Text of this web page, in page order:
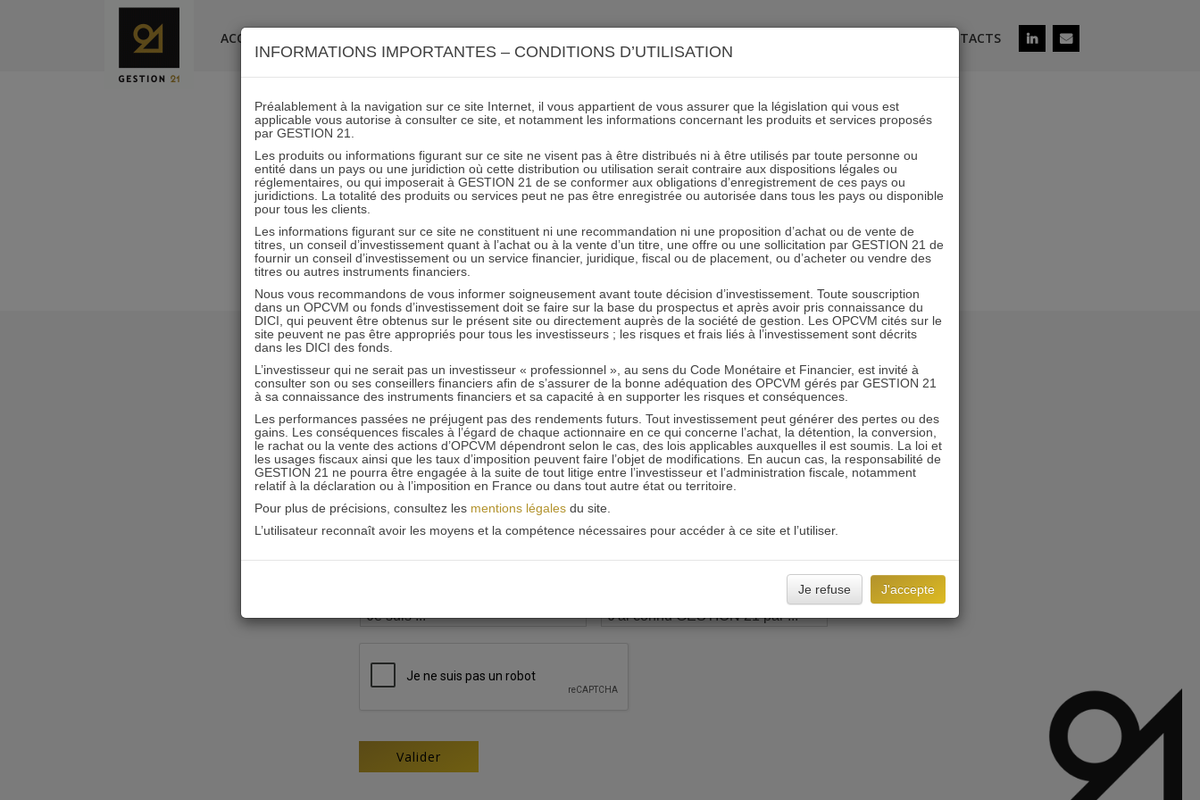
ACCUEIL CONTACTS
Lettre septembre 2020 ACTIONS 21 I et A
12.10.2020 - Partagez l'article sur
RESTER INFORMÉ
Recevoir nos newsletters
INFORMATIONS IMPORTANTES – CONDITIONS D’UTILISATION
Préalablement à la navigation sur ce site Internet, il vous appartient de vous assurer que la législation qui vous est
applicable vous autorise à consulter ce site, et notamment les informations concernant les produits et services proposés
par GESTION 21.
Les produits ou informations figurant sur ce site ne visent pas à être distribués ni à être utilisés par toute personne ou
entité dans un pays ou une juridiction où cette distribution ou utilisation serait contraire aux dispositions légales ou
réglementaires, ou qui imposerait à GESTION 21 de se conformer aux obligations d’enregistrement de ces pays ou
juridictions. La totalité des produits ou services peut ne pas être enregistrée ou autorisée dans tous les pays ou disponible
pour tous les clients.
Les informations figurant sur ce site ne constituent ni une recommandation ni une proposition d’achat ou de vente de
titres, un conseil d’investissement quant à l’achat ou à la vente d’un titre, une offre ou une sollicitation par GESTION 21 de
fournir un conseil d’investissement ou un service financier, juridique, fiscal ou de placement, ou d’acheter ou vendre des
titres ou autres instruments financiers.
Nous vous recommandons de vous informer soigneusement avant toute décision d’investissement. Toute souscription
dans un OPCVM ou fonds d’investissement doit se faire sur la base du prospectus et après avoir pris connaissance du
DICI, qui peuvent être obtenus sur le présent site ou directement auprès de la société de gestion. Les OPCVM cités sur le
site peuvent ne pas être appropriés pour tous les investisseurs ; les risques et frais liés à l’investissement sont décrits
dans les DICI des fonds.
L’investisseur qui ne serait pas un investisseur « professionnel », au sens du Code Monétaire et Financier, est invité à
consulter son ou ses conseillers financiers afin de s’assurer de la bonne adéquation des OPCVM gérés par GESTION 21
à sa connaissance des instruments financiers et sa capacité à en supporter les risques et conséquences.
Les performances passées ne préjugent pas des rendements futurs. Tout investissement peut générer des pertes ou des
gains. Les conséquences fiscales à l’égard de chaque actionnaire en ce qui concerne l’achat, la détention, la conversion,
le rachat ou la vente des actions d’OPCVM dépendront selon le cas, des lois applicables auxquelles il est soumis. La loi et
les usages fiscaux ainsi que les taux d’imposition peuvent faire l’objet de modifications. En aucun cas, la responsabilité de
GESTION 21 ne pourra être engagée à la suite de tout litige entre l’investisseur et l’administration fiscale, notamment
relatif à la déclaration ou à l’imposition en France ou dans tout autre état ou territoire.
Pour plus de précisions, consultez les mentions légalesdu site.
L’utilisateur reconnaît avoir les moyens et la compétence nécessaires pour accéder à ce site et l’utiliser.
Je refuse J'accepte